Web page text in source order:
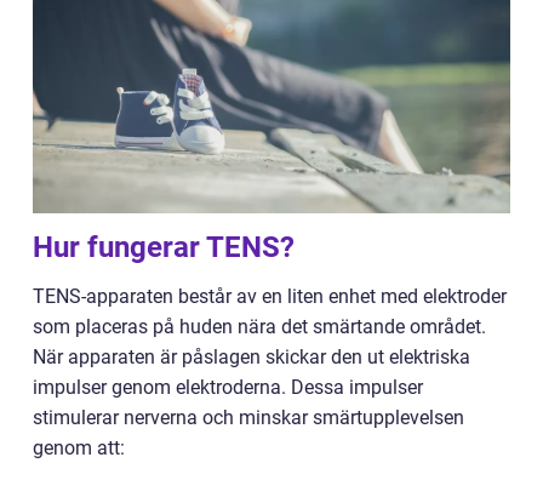
Hur fungerar TENS?
TENS-apparaten består av en liten enhet med elektroder
som placeras på huden nära det smärtande området.
När apparaten är påslagen skickar den ut elektriska
impulser genom elektroderna. Dessa impulser
stimulerar nerverna och minskar smärtupplevelsen
genom att: